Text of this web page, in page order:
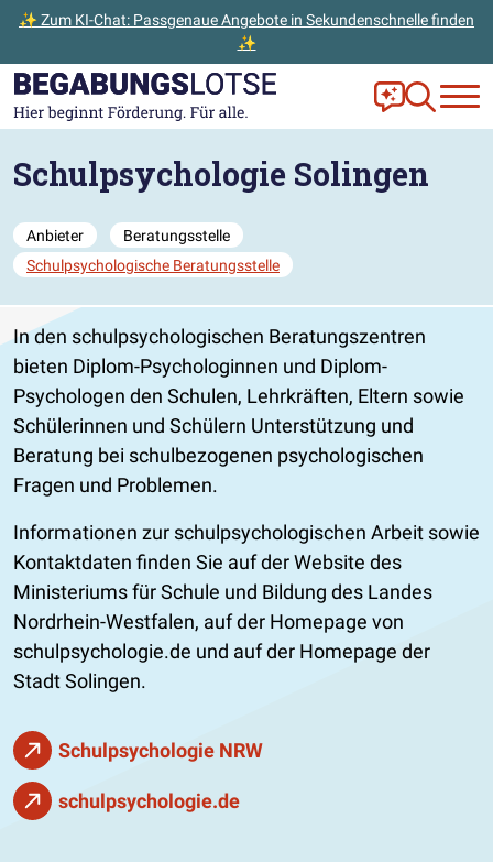
✨ Zum KI-Chat: Passgenaue Angebote in Sekundenschnelle finden
✨
Zum Hauptinhalt der Seite springen
Zur Startseite gehen Frag Ella!
Zur
Schulpsychologie Solingen
Anbieter
Beratungsstelle
Schulpsychologische Beratungsstelle
In den schulpsychologischen Beratungszentren
bieten Diplom-Psychologinnen und Diplom-
Psychologen den Schulen, Lehrkräften, Eltern sowie
Schülerinnen und Schülern Unterstützung und
Beratung bei schulbezogenen psychologischen
Fragen und Problemen.
Informationen zur schulpsychologischen Arbeit sowie
Kontaktdaten finden Sie auf der Website des
Ministeriums für Schule und Bildung des Landes
Nordrhein-Westfalen, auf der Homepage von
schulpsychologie.de und auf der Homepage der
Stadt Solingen.
Schulpsychologie NRW
schulpsychologie.de